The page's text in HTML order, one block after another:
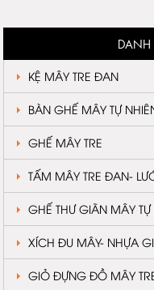
KỆ MÂY TRE ĐAN
BÀN GHẾ MÂY TỰ
GHẾ MÂY TRE
TẤM MÂY TRE ĐAN-
GHẾ THƯ GIÃN MÂY TỰ
XÍCH ĐU MÂY- NHỰA
GIỎ ĐỰNG ĐỒ MÂY